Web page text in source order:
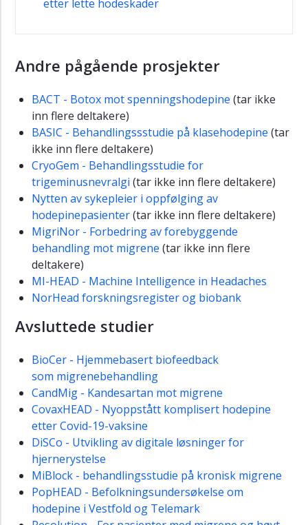
etter lette hodeskader
Andre pågående prosjekter
BACT - Botox mot spenningshodepine (tar ikke
inn flere deltakere)
BASIC - Behandlingssstudie på klasehodepine (tar
ikke inn flere deltakere)
CryoGem - Behandlingsstudie for
trigeminusnevralgi (tar ikke inn flere deltakere)
Nytten av sykepleier i oppfølging av
hodepinepasienter(tar ikke inn flere deltakere)
MigriNor - Forbedring av forebyggende
behandling mot migrene (tar ikke inn flere
deltakere)
MI-HEAD - Machine Intelligence in Headaches
NorHead forskningsregister og biobank
Avsluttede studier
BioCer - Hjemmebasert biofeedback
som migrenebehandling​
CandMig - Kandesartan mot migrene
CovaxHEAD - Nyoppstått komplisert hodepine
etter Covid-19-vaksine
DiSCo - Utvikling av digitale løsninger for
hjernerystelse
MiBlock - behandlingsstudie på kronisk migrene
PopHEAD - Befolkningsundersøkelse om
hodepine i Vestfold og Telemark